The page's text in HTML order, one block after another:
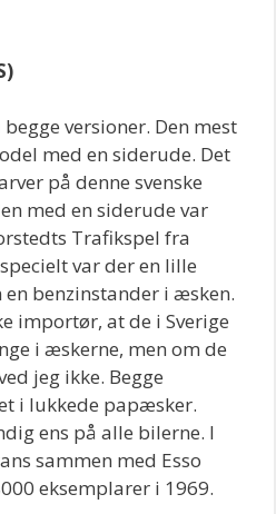
versioner. Den mest
med en siderude. Det
på denne svenske
med en siderude var
Trafikspel fra
var der en lille
benzinstander i æsken.
importør, at de i Sverige
i æskerne, men om de
jeg ikke. Begge
i lukkede papæsker.
ens på alle bilerne. I
sammen med Esso
eksemplarer i 1969.